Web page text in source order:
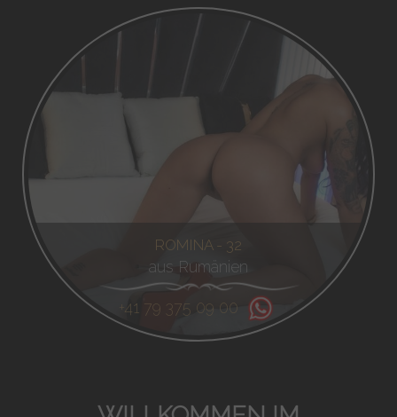
ROMINA - 32
aus Rumänien
+41 79 375 09 00